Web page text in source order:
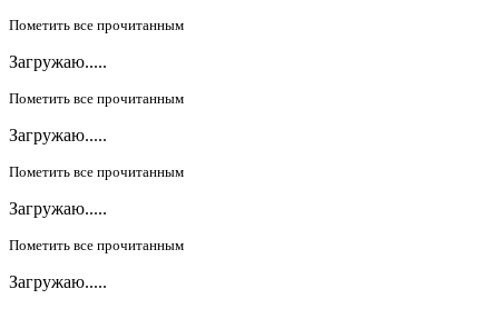
Пометить все прочитанным
Загружаю.....
Пометить все прочитанным
Загружаю.....
Пометить все прочитанным
Загружаю.....
Пометить все прочитанным
Загружаю.....